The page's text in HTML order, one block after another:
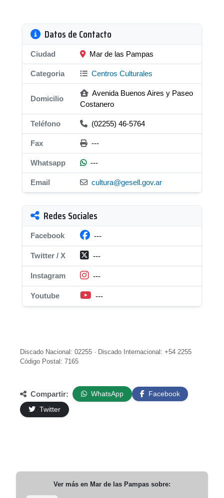
Datos de Contacto
Ciudad Mar de las Pampas
Categoria Centros Culturales
Domicilio
Avenida Buenos Aires y Paseo
Costanero
Teléfono (02255) 46-5764
Fax ---
Whatsapp ---
Email cultura@gesell.gov.ar
Redes Sociales
Facebook ---
Twitter / X ---
Instagram ---
Youtube ---
Discado Nacional: 02255 · Discado Internacional: +54 2255
Código Postal: 7165
Compartir: WhatsApp
Facebook
Twitter
Ver más en Mar de las Pampas sobre: